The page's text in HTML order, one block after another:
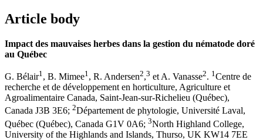
Article body
Impact des mauvaises herbes dans la gestion du nématode doré
au Québec
G. Bélair1 , B. Mimee1 , R. Andersen2,3 et A. Vanasse2. 1 Centre de
recherche et de développement en horticulture, Agriculture et
Agroalimentaire Canada, Saint-Jean-sur-Richelieu (Québec),
Canada J3B 3E6; 2Département de phytologie, Université Laval,
Québec (Québec), Canada G1V 0A6; 3North Highland College,
University of the Highlands and Islands, Thurso, UK KW14 7EE